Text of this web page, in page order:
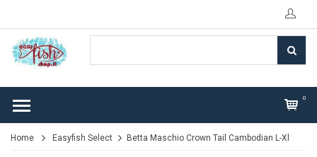
0
Home Easyfish Select Betta Maschio Crown Tail Cambodian L-Xl